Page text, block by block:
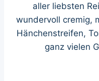
aller liebsten
wundervoll cremig,
Hänchenstreifen,
ganz vielen